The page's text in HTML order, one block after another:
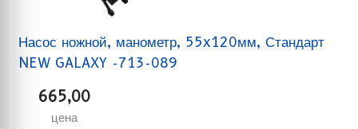
Насос ножной, манометр, 55x120мм, Стандарт
NEW GALAXY -713-089
665,00
цена